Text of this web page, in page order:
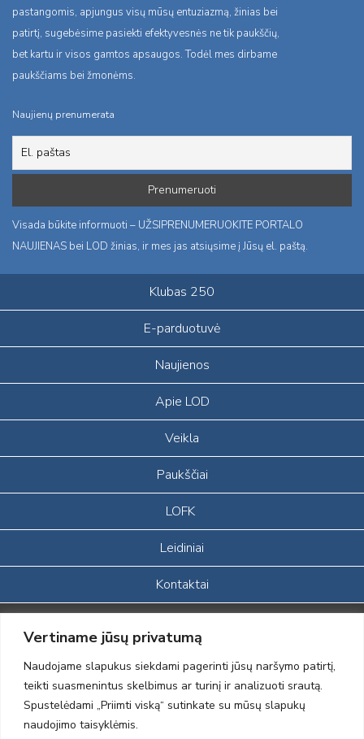
Vertiname jūsų privatumą
Naudojame slapukus siekdami pagerinti jūsų naršymo patirtį,
teikti suasmenintus skelbimus ar turinį ir analizuoti srautą.
Spustelėdami „Priimti viską“ sutinkate su mūsų slapukų
naudojimo taisyklėmis.
pastangomis, apjungus visų mūsų entuziazmą, žinias bei
patirtį, sugebėsime pasiekti efektyvesnės ne tik paukščių,
bet kartu ir visos gamtos apsaugos. Todėl mes dirbame
paukščiams bei žmonėms.
Naujienų prenumerata
Visada būkite informuoti – UŽSIPRENUMERUOKITE PORTALO
NAUJIENAS bei LOD žinias, ir mes jas atsiųsime į Jūsų el. paštą.
Klubas 250
E-parduotuvė
Naujienos
Apie LOD
Veikla
Paukščiai
LOFK
Leidiniai
Kontaktai
Portalas sukurtas įgyvendinant Lietuvos Respublikos, Europos
ekonominės erdvės ir Norvegijos finansinių mechanizmų iš dalies
finansuojamą paprojektį
„LOD visuomeninės /gamtosauginės veiklos sustiprinimas ir įvaizdžio
formavimas įtraukiant visuomenę į aplinkosauginių tyrimų veiklą“
(paprojekčio
įgyvendinimo sutarties numeris 2004-LT0008-NVO-1EEE/NOR-02-